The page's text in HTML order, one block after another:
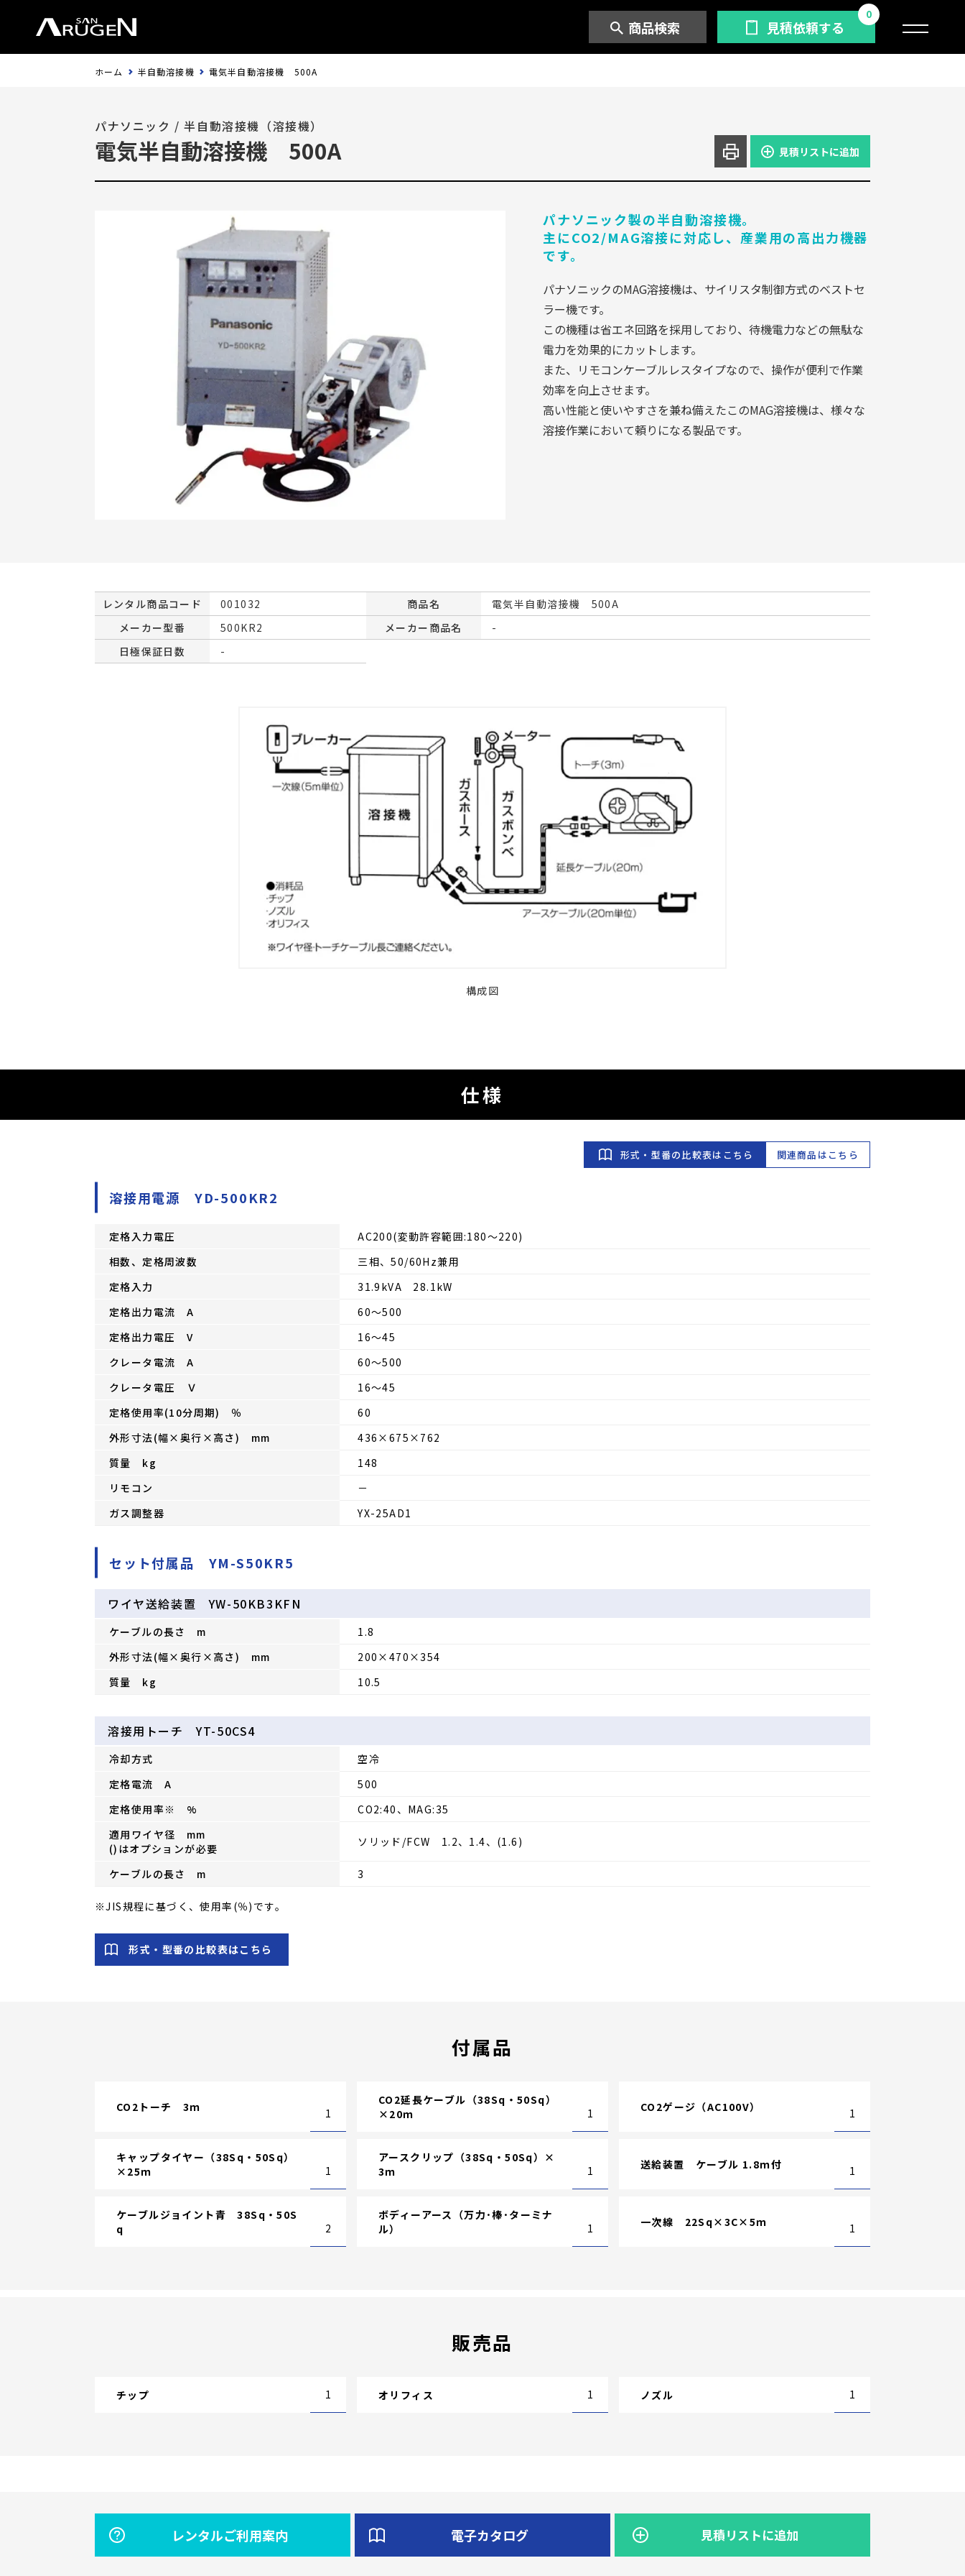
商品検索 見積依頼する
0
ホーム 半自動溶接機 電気半自動溶接機 500A
パナソニック /半自動溶接機（溶接機）
電気半自動溶接機 500A 見積リストに追加
パナソニック製の半自動溶接機。
主にCO2/MAG溶接に対応し、産業用の高出力機器
です。
パナソニックのMAG溶接機は、サイリスタ制御方式のベストセ
ラー機です。
この機種は省エネ回路を採用しており、待機電力などの無駄な
電力を効果的にカットします。
また、リモコンケーブルレスタイプなので、操作が便利で作業
効率を向上させます。
高い性能と使いやすさを兼ね備えたこのMAG溶接機は、様々な
溶接作業において頼りになる製品です。
レンタル商品コード 001032 商品名
電気半自動溶接機 500A
メーカー型番
500KR2 メーカー商品名
-
日極保証日数
-
構成図
仕様
形式・型番の比較表はこちら 関連商品はこちら
溶接用電源 YD-500KR2
定格入力電圧
AC200(変動許容範囲:180～220)
相数、定格周波数
三相、50/60Hz兼用
定格入力
31.9kVA 28.1kW
定格出力電流 A
60～500
定格出力電圧 V
16～45
クレータ電流 A
60～500
クレータ電圧 Ｖ
16～45
定格使用率(10分周期) ％
60
外形寸法(幅×奥行×高さ) mm
436×675×762
質量 kg
148
リモコン
－
ガス調整器
YX-25AD1
セット付属品 YM-S50KR5
ワイヤ送給装置 YW-50KB3KFN
ケーブルの長さ m
1.8
外形寸法(幅×奥行×高さ) mm
200×470×354
質量 kg
10.5
溶接用トーチ YT-50CS4
冷却方式
空冷
定格電流 A
500
定格使用率※ %
CO2:40、MAG:35
適用ワイヤ径 mm
()はオプションが必要
ソリッド/FCW 1.2、1.4、(1.6)
ケーブルの長さ m 3
※JIS規程に基づく、使用率(％)です。
形式・型番の比較表はこちら
付属品
CO2トーチ 3ｍ 1
CO2延長ケーブル（38Sq・50Sq）
×20ｍ
1 CO2ゲージ（AC100V） 1
キャップタイヤー（38Sq・50Sq）
×25ｍ
1
アースクリップ（38Sq・50Sq）×
3ｍ
1 送給装置 ケーブル 1.8ｍ付 1
ケーブルジョイント青 38Sq・50S
q
2
ボディーアース（万力･棒･ターミナ
ル）
1 一次線 22Sq×3C×5ｍ 1
販売品
チップ 1 オリフィス 1 ノズル 1
レンタルご利用案内 電子カタログ 見積リストに追加